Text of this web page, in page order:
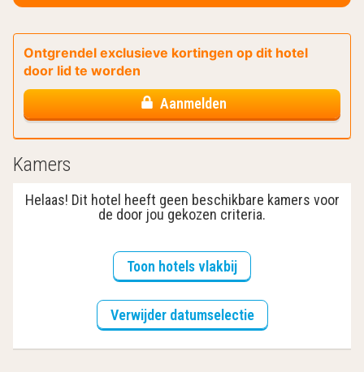
Ontgrendel exclusieve kortingen op dit hotel
door lid te worden
Aanmelden
Kamers
Helaas! Dit hotel heeft geen beschikbare kamers voor
de door jou gekozen criteria.
Toon hotels vlakbij
Verwijder datumselectie